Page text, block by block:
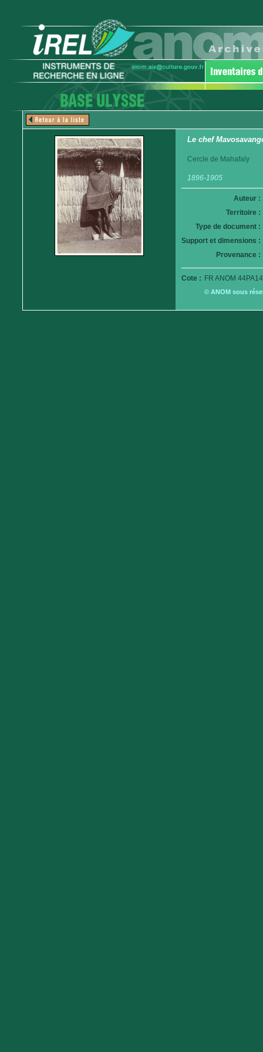
Le chef
Cercle de Mahafaly
1896-1905
Auteur :
Territoire :
Type de document :
Support et dimensions :
Provenance :
Cote : FR ANOM
© ANOM sous